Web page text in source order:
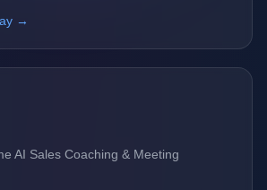
→
AI Sales Coaching & Meeting